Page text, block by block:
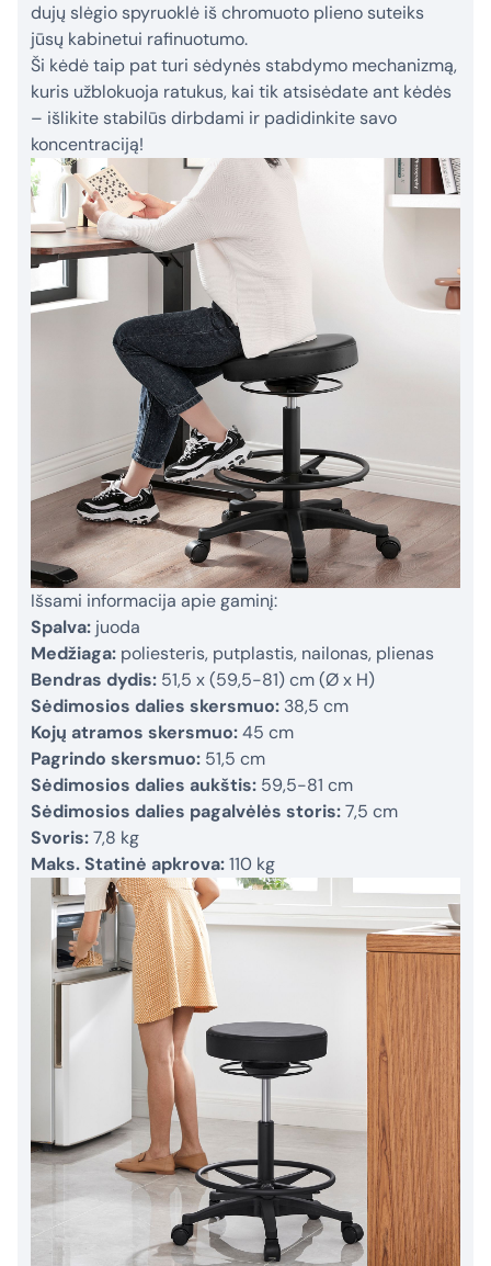
dujų slėgio spyruoklė iš chromuoto plieno suteiks
jūsų kabinetui rafinuotumo.
Ši kėdė taip pat turi sėdynės stabdymo mechanizmą,
kuris užblokuoja ratukus, kai tik atsisėdate ant kėdės
– išlikite stabilūs dirbdami ir padidinkite savo
koncentraciją!
Išsami informacija apie gaminį:
Spalva: juoda
Medžiaga: poliesteris, putplastis, nailonas, plienas
Bendras dydis: 51,5 x (59,5-81) cm (Ø x H)
Sėdimosios dalies skersmuo: 38,5 cm
Kojų atramos skersmuo:45 cm
Pagrindo skersmuo: 51,5 cm
Sėdimosios dalies aukštis: 59,5-81 cm
Sėdimosios dalies pagalvėlės storis:7,5 cm
Svoris:7,8 kg
Maks. Statinė apkrova:110 kg